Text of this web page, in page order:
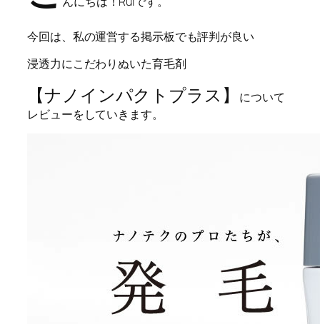
今回は、私の運営する掲示板でも評判が良い
浸透力にこだわりぬいた育毛剤
【ナノインパクトプラス】
について
レビューをしていきます。